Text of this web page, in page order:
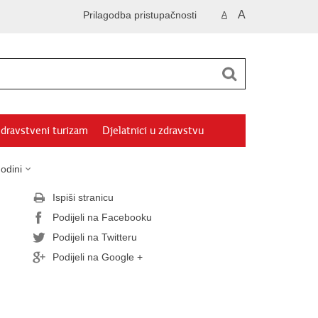
A A
Prilagodba pristupačnosti
turizam Djelatnici u zdravstvu
Ispiši stranicu
Podijeli na Facebooku
Podijeli na Twitteru
Podijeli na Google +